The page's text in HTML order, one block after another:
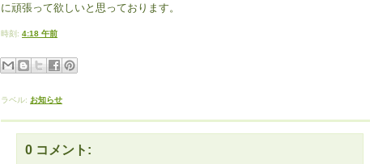
に頑張って欲しいと思っております。
時刻: 4:18 午前
ラベル: お知らせ
0 コメント: